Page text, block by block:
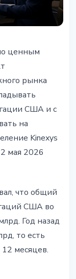
на
ценным
рынка
США и с
на
Kinexys
мая 2026
что общий
США во
Год назад
то есть
месяцев.